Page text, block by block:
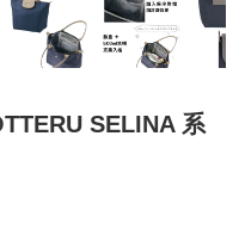
SELINA 系